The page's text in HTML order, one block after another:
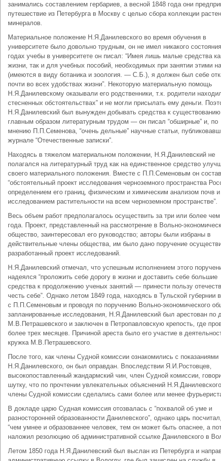
занимались составлением гербариев, а весной 1848 года они
путешествие из Петербурга в Москву с целью сбора коллекции
минералов.
Материальное положение Н.Я.Данилевского во время обучения в
университете было довольно трудным, он не имел никакого
годах учебы в университете он писал: “Имея лишь малые средства
жизни, так и для учебных пособий, необходимых при занятии этими
(имеются в виду ботаника и зоология. — С.Б.), я должен был себе
почти во всех удобствах жизни”. Некоторую материальную помощь
Н.Я.Данилевскому оказывали его родственники, т.к. родители
стесненных обстоятельствах” и не могли присылать ему деньги.
Н.Я.Данилевский был вынужден добывать средства к существованию
главным образом литературным трудом — он писал “обширные” и, по
мнению П.П.Семенова, “очень дельные” научные статьи,
журнале “Отечественные записки”.
Находясь в тяжелом материальном положении, Н.Я.Данилевский не
полагался на литературный труд как на единственное средство
своего материального положения. Вместе с П.П.Семеновым он
“обстоятельный проект исследования черноземного пространства
определением его границ, физическим и химическим анализом почв и
исследованием растительности на всем черноземном пространстве”.
Весь объем работ предполагалось осуществить за три или более чем
года. Проект, представленный на рассмотрение в Вольно-
общество, заинтересовал его руководство; авторы были избраны в
действительные члены общества, им было дано поручение
разработанный проект исследований.
Н.Я.Данилевский отмечал, что успешным исполнением этого
надеялся “проложить себе дорогу в жизни и доставить себе большие
средства к продолжению ученых занятий — принести пользу
честь себе”. Однако летом 1849 года, находясь в Тульской губернии
с П.П.Семеновым и проводя по поручению Вольно-экономического
запланированные исследования, Н.Я.Данилевский был арестован по
М.В.Петрашевского и заключен в Петропавловскую крепость, где
более трех месяцев. Причиной ареста было его участие в
кружка М.В.Петрашевского.
После того, как члены Судной комиссии ознакомились с показаниями
Н.Я.Данилевского, он был оправдан. Впоследствии Я.И.Ростовцев,
высокопоставленный жандармский чин, член Судной комиссии,
шутку, что по прочтении увлекательных объяснений
члены Судной комиссии сделались сами более или менее
В докладе царю Судная комиссия отозвалась с “похвалой об уме и
разносторонней образованности Данилевского”, однако царь
“чем умнее и образованнее человек, тем он может быть опаснее, а
наложил резолюцию об административной ссылке Данилевского в
Летом 1850 года Н.Я.Данилевский был выслан из Петербурга и